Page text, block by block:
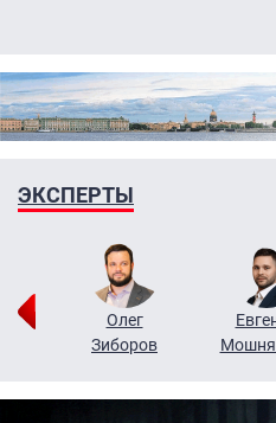
ЭКСПЕРТЫ
Олег
Зиборов